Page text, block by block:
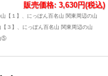
販売価格: 3,630円(税込)
【１】、にっぽん百名山 関東周辺の山
３】、にっぽん百名山 関東周辺の山
⑤